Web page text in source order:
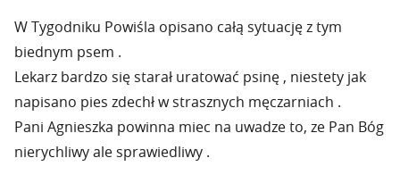
W Tygodniku Powiśla opisano całą sytuację z tym
biednym psem .
Lekarz bardzo się starał uratować psinę , niestety jak
napisano pies zdechł w strasznych męczarniach .
Pani Agnieszka powinna miec na uwadze to, ze Pan Bóg
nierychliwy ale sprawiedliwy .